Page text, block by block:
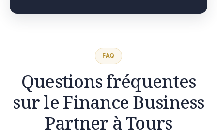
FAQ
Questions fréquentes
sur le Finance Business
Partner à Tours